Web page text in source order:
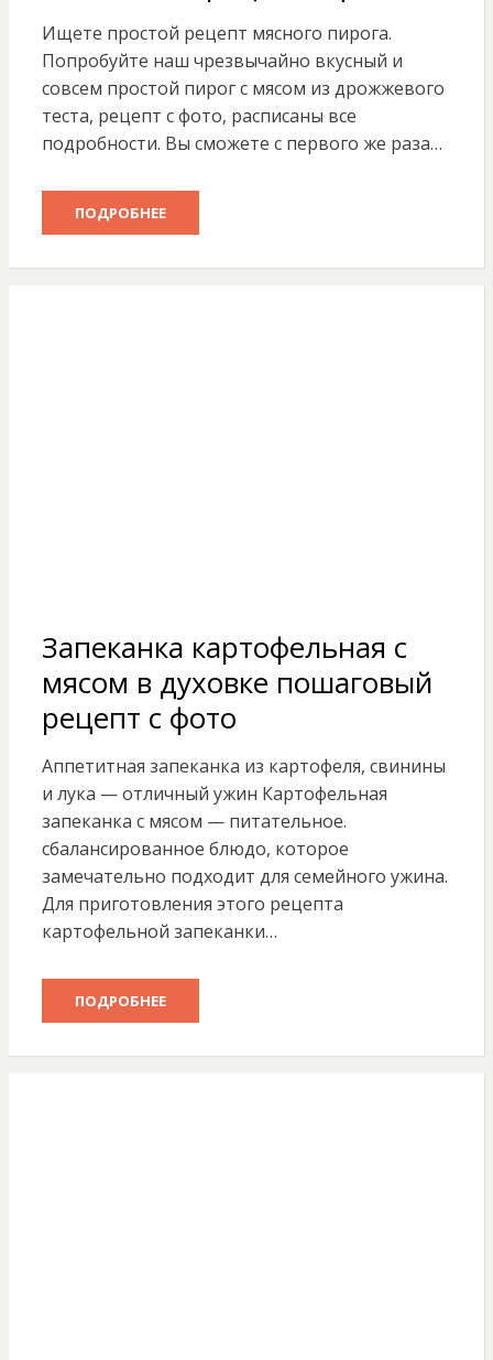
Ищете простой рецепт мясного пирога.
Попробуйте наш чрезвычайно вкусный и
совсем простой пирог с мясом из дрожжевого
теста, рецепт с фото, расписаны все
подробности. Вы сможете с первого же раза…
ПОДРОБНЕЕ
Запеканка картофельная с
мясом в духовке пошаговый
рецепт с фото
Аппетитная запеканка из картофеля, свинины
и лука — отличный ужин Картофельная
запеканка с мясом — питательное.
сбалансированное блюдо, которое
замечательно подходит для семейного ужина.
Для приготовления этого рецепта
картофельной запеканки…
ПОДРОБНЕЕ